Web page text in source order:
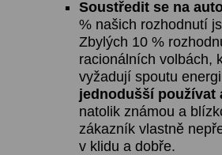
Soustředit se na
% našich rozhodnutí
Zbylých 10 %
racionálních volbách,
vyžadují spoutu
jednodušší používat
natolik známou a
zákazník vlastně
v klidu a dobře.